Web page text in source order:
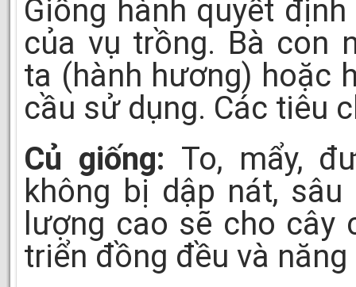
Giống hành quyết
của vụ trồng. Bà con
ta (hành hương) hoặc
cầu sử dụng. Các tiêu
Củ giống: To, mẩy,
không bị dập nát,
lượng cao sẽ cho cây
triển đồng đều và